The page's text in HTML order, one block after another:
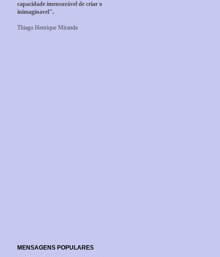
capacidade imensurável de criar o
inimaginavel".
Thiago Henrique Miranda
MENSAGENS POPULARES